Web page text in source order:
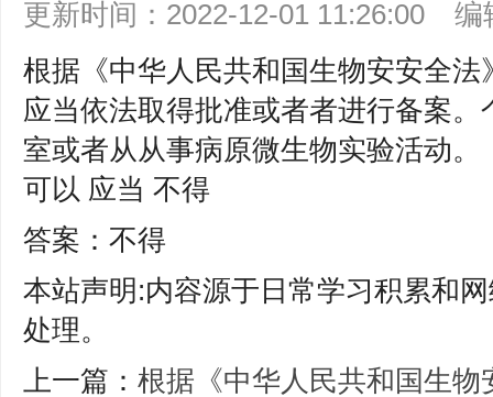
更新时间：2022-12-01 11:26:00
编
根据《中华人民共和国生物安安全
应当依法取得批准或者者进行备案
室或者从从事病原微生物实验活动。
可以 应当 不得
答案：不得
本站声明:内容源于日常学习积累和
处理。
上一篇： 根据《中华人民共和国生